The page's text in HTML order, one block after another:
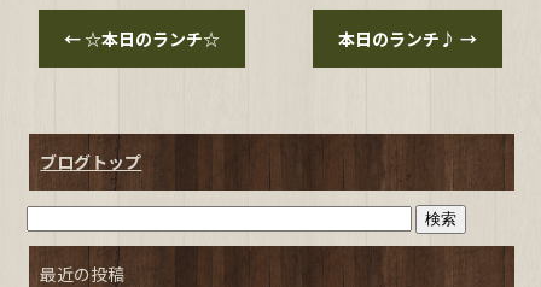
←☆本日のランチ☆ 本日のランチ♪ →
ブログトップ
最近の投稿